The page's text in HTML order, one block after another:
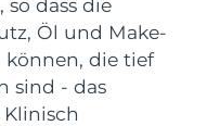
dass die
Öl und Make-
die tief
sind - das
Lieferung
Lieferung 8/10/26
Lieferung